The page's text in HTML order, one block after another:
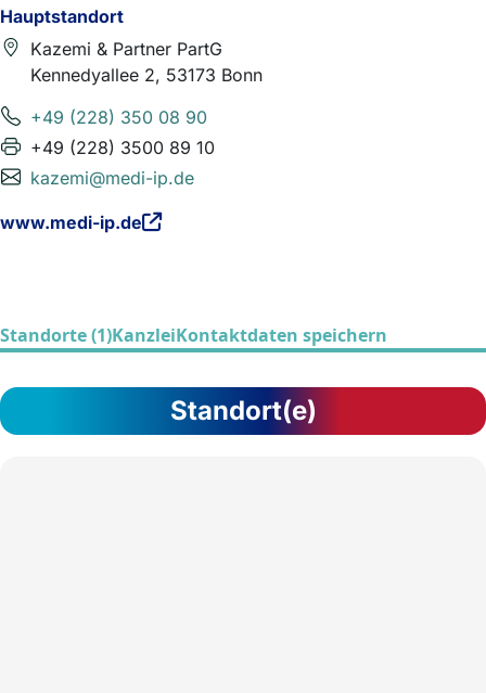
Hauptstandort
Kazemi & Partner PartG
Kennedyallee 2, 53173 Bonn
+49 (228) 350 08 90
+49 (228) 3500 89 10
kazemi@medi-ip.de
www.medi-ip.de
Standorte (1)KanzleiKontaktdaten speichern
Standort(e)